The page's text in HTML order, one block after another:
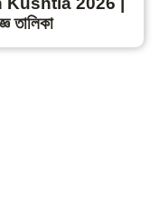
তালিকা